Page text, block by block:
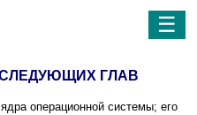
☰
ГЛАВ
операционной системы; его